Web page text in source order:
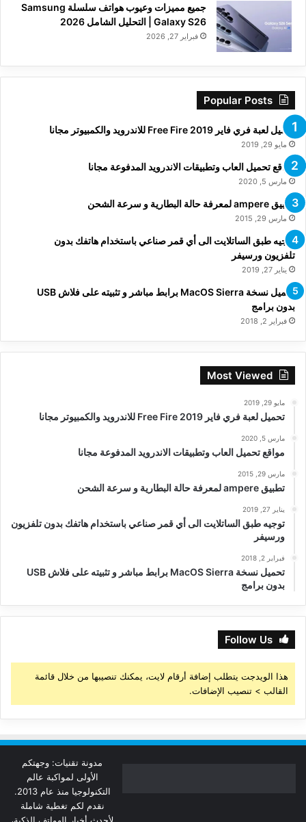
جميع مميزات وعيوب هواتف سلسلة Samsung
Galaxy S26 | التحليل الشامل 2026
فبراير 27, 2026
Popular Posts
تحميل لعبة فري فاير Free Fire 2019 للاندرويد والكمبيوتر مجانا
مايو 29, 2019
مواقع تحميل العاب وتطبيقات الاندرويد المدفوعة مجانا
مارس 5, 2020
تطبيق ampere لمعرفة حالة البطارية و سرعة الشحن
مارس 29, 2015
توجيه طبق الساتلايت الى أي قمر صناعي باستخدام هاتفك بدون
تلفزيون ورسيفر
يناير 27, 2019
تحميل نسخة MacOS Sierra برابط مباشر و تثبيته على فلاش USB
بدون برامج
فبراير 2, 2018
Most Viewed
مايو 29, 2019
تحميل لعبة فري فاير Free Fire 2019 للاندرويد والكمبيوتر مجانا
مارس 5, 2020
مواقع تحميل العاب وتطبيقات الاندرويد المدفوعة مجانا
مارس 29, 2015
تطبيق ampere لمعرفة حالة البطارية و سرعة الشحن
يناير 27, 2019
توجيه طبق الساتلايت الى أي قمر صناعي باستخدام هاتفك بدون تلفزيون
ورسيفر
فبراير 2, 2018
تحميل نسخة MacOS Sierra برابط مباشر و تثبيته على فلاش USB
بدون برامج
Follow Us
هذا الويدجت يتطلب إضافة أرقام لايت، يمكنك تنصيبها من خلال قائمة
القالب > تنصيب الإضافات.
مدونة تقنيات: وجهتكم
الأولى لمواكبة عالم
التكنولوجيا منذ عام 2013.
نقدم لكم تغطية شاملة